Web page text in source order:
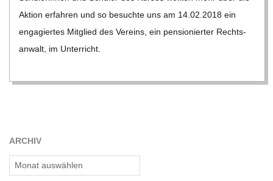
C
H
M
I
D
Aktion erfah­ren und so besuchte uns am 14.02.2018 ein
enga­gier­tes Mit­glied des Ver­eins, ein pen­sio­nier­ter Rechts­
an­walt, im Unter­richt.
ARCHIV
Archiv